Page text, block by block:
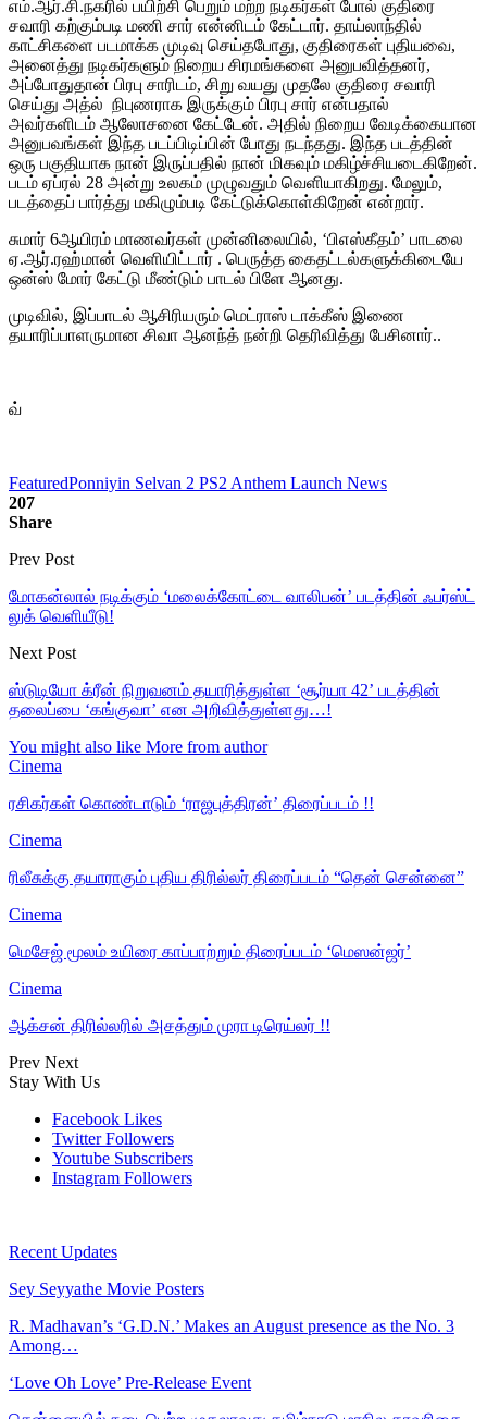
எம்.ஆர்.சி.நகரில் பயிற்சி பெறும் மற்ற நடிகர்கள் போல் குதிரை
சவாரி கற்கும்படி மணி சார் என்னிடம் கேட்டார். தாய்லாந்தில்
காட்சிகளை படமாக்க முடிவு செய்தபோது, குதிரைகள் புதியவை,
அனைத்து நடிகர்களும் நிறைய சிரமங்களை அனுபவித்தனர்,
அப்போதுதான் பிரபு சாரிடம், சிறு வயது முதலே குதிரை சவாரி
செய்து அத்ல் நிபுணராக இருக்கும் பிரபு சார் என்பதால்
அவர்களிடம் ஆலோசனை கேட்டேன். அதில் நிறைய வேடிக்கையான
அனுபவங்கள் இந்த படப்பிடிப்பின் போது நடந்தது. இந்த படத்தின்
ஒரு பகுதியாக நான் இருப்பதில் நான் மிகவும் மகிழ்ச்சியடைகிறேன்.
படம் ஏப்ரல் 28 அன்று உலகம் முழுவதும் வெளியாகிறது. மேலும்,
படத்தைப் பார்த்து மகிழும்படி கேட்டுக்கொள்கிறேன் என்றார்.
சுமார் 6ஆயிரம் மாணவர்கள் முன்னிலையில், ‘பிஎஸ்கீதம்’ பாடலை
ஏ.ஆர்.ரஹ்மான் வெளியிட்டார் . பெருத்த கைதட்டல்களுக்கிடையே
ஒன்ஸ் மோர் கேட்டு மீண்டும் பாடல் பிளே ஆனது.
முடிவில், இப்பாடல் ஆசிரியரும் மெட்ராஸ் டாக்கீஸ் இணை
தயாரிப்பாளருமான சிவா ஆனந்த் நன்றி தெரிவித்து பேசினார்..
வ்
FeaturedPonniyin Selvan 2 PS2 Anthem Launch News
207
Share
Prev Post
மோகன்லால் நடிக்கும் ‘மலைக்கோட்டை வாலிபன்’ படத்தின் ஃபர்ஸ்ட்
லுக் வெளியீடு!
Next Post
ஸ்டுடியோ க்ரீன் நிறுவனம் தயாரித்துள்ள ‘சூர்யா 42’ படத்தின்
தலைப்பை ‘கங்குவா’ என அறிவித்துள்ளது…!
You might also like More from author
Cinema
ரசிகர்கள் கொண்டாடும் ‘ராஜபுத்திரன்’ திரைப்படம் !!
Cinema
ரிலீசுக்கு தயாராகும் புதிய திரில்லர் திரைப்படம் “தென் சென்னை”
Cinema
மெசேஜ் மூலம் உயிரை காப்பாற்றும் திரைப்படம் ‘மெஸன்ஜர்’
Cinema
ஆக்சன் திரில்லரில் அசத்தும் முரா டிரெய்லர் !!
Prev Next
Stay With Us
Facebook Likes
Twitter Followers
Youtube Subscribers
Instagram Followers
Recent Updates
Sey Seyyathe Movie Posters
R. Madhavan’s ‘G.D.N.’ Makes an August presence as the No. 3
Among…
‘Love Oh Love’ Pre-Release Event